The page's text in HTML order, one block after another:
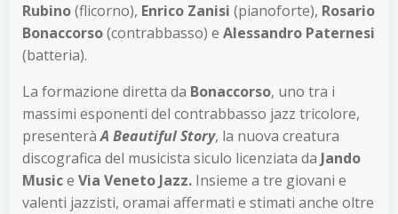
Rubino(flicorno), Enrico Zanisi (pianoforte), Rosario
Bonaccorso(contrabbasso) e Alessandro Paternesi
(batteria).
La formazione diretta da Bonaccorso, uno tra i
massimi esponenti del contrabbasso jazz tricolore,
presenteràA Beautiful Story, la nuova creatura
discografica del musicista siculo licenziata da Jando
Musice Via Veneto Jazz. Insieme a tre giovani e
valenti jazzisti, oramai affermati e stimati anche oltre